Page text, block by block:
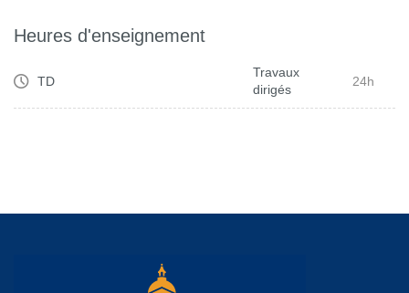
Heures d'enseignement
TD
Travaux
dirigés
24h